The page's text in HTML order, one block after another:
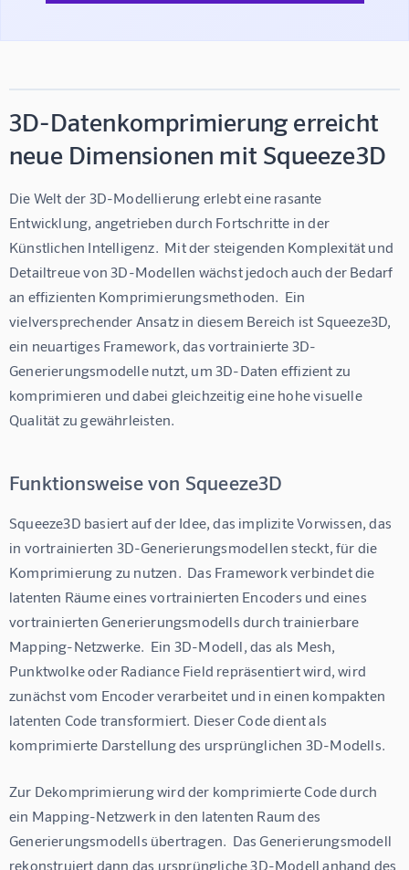
3D-Datenkomprimierung erreicht
neue Dimensionen mit Squeeze3D
Die Welt der 3D-Modellierung erlebt eine rasante
Entwicklung, angetrieben durch Fortschritte in der
Künstlichen Intelligenz.  Mit der steigenden Komplexität und
Detailtreue von 3D-Modellen wächst jedoch auch der Bedarf
an effizienten Komprimierungsmethoden.  Ein
vielversprechender Ansatz in diesem Bereich ist Squeeze3D,
ein neuartiges Framework, das vortrainierte 3D-
Generierungsmodelle nutzt, um 3D-Daten effizient zu
komprimieren und dabei gleichzeitig eine hohe visuelle
Qualität zu gewährleisten.
Funktionsweise von Squeeze3D
Squeeze3D basiert auf der Idee, das implizite Vorwissen, das
in vortrainierten 3D-Generierungsmodellen steckt, für die
Komprimierung zu nutzen.  Das Framework verbindet die
latenten Räume eines vortrainierten Encoders und eines
vortrainierten Generierungsmodells durch trainierbare
Mapping-Netzwerke.  Ein 3D-Modell, das als Mesh,
Punktwolke oder Radiance Field repräsentiert wird, wird
zunächst vom Encoder verarbeitet und in einen kompakten
latenten Code transformiert. Dieser Code dient als
komprimierte Darstellung des ursprünglichen 3D-Modells.
Zur Dekomprimierung wird der komprimierte Code durch
ein Mapping-Netzwerk in den latenten Raum des
Generierungsmodells übertragen.  Das Generierungsmodell
rekonstruiert dann das ursprüngliche 3D-Modell anhand des